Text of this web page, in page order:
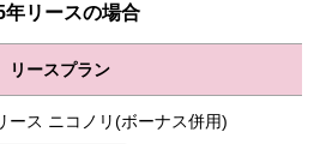
リースの場合
リースプラン
ース ニコノリ(ボーナス併用)